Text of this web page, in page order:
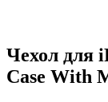
Чехол для
Case With